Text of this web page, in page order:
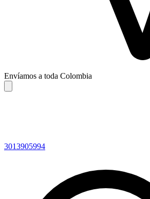
Envíamos a toda Colombia
3013905994